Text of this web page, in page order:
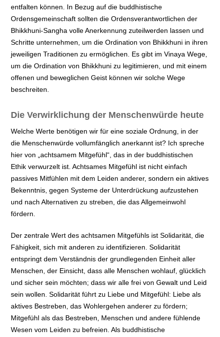
entfalten können. In Bezug auf die buddhistische
Ordensgemeinschaft sollten die Ordensverantwortlichen der
Bhikkhuni-Sangha volle Anerkennung zuteilwerden lassen und
Schritte unternehmen, um die Ordination von Bhikkhuni in ihren
jeweiligen Traditionen zu ermöglichen. Es gibt im Vinaya Wege,
um die Ordination von Bhikkhuni zu legitimieren, und mit einem
offenen und beweglichen Geist können wir solche Wege
beschreiten.
Die Verwirklichung der Menschenwürde heute
Welche Werte benötigen wir für eine soziale Ordnung, in der
die Menschenwürde vollumfänglich anerkannt ist? Ich spreche
hier von „achtsamem Mitgefühl“, das in der buddhistischen
Ethik verwurzelt ist. Achtsames Mitgefühl ist nicht einfach
passives Mitfühlen mit dem Leiden anderer, sondern ein aktives
Bekenntnis, gegen Systeme der Unterdrückung aufzustehen
und nach Alternativen zu streben, die das Allgemeinwohl
fördern.
Der zentrale Wert des achtsamen Mitgefühls ist Solidarität, die
Fähigkeit, sich mit anderen zu identifizieren. Solidarität
entspringt dem Verständnis der grundlegenden Einheit aller
Menschen, der Einsicht, dass alle Menschen wohlauf, glücklich
und sicher sein möchten; dass wir alle frei von Gewalt und Leid
sein wollen. Solidarität führt zu Liebe und Mitgefühl: Liebe als
aktives Bestreben, das Wohlergehen anderer zu fördern;
Mitgefühl als das Bestreben, Menschen und andere fühlende
Wesen vom Leiden zu befreien. Als buddhistische